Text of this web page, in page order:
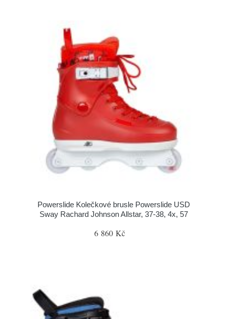
Powerslide Kolečkové brusle Powerslide USD
Sway Rachard Johnson Allstar, 37-38, 4x, 57
6 860 Kč